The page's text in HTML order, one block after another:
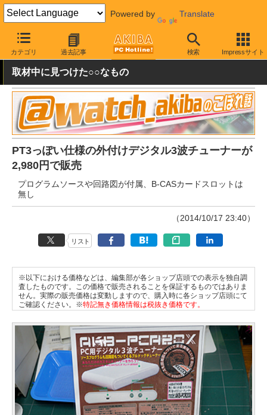
Powered by Translate
カテゴリ 過去記事 検索 Impressサイト
AKIBA PC Hotline! PCパーツ PC用キャプチャ機器 テレビ録画
取材中に見つけた○○なもの
PT3っぽい仕様の外付けデジタル3波チューナーが
2,980円で販売
プログラムソースや回路図が付属、B-CASカードスロットは
無し
（2014/10/17 23:40）
リスト
※以下における価格などは、編集部が各ショップ店頭での表示を独自調
査したものです。この価格で販売されることを保証するものではありま
せん。実際の販売価格は変動しますので、購入時に各ショップ店頭にて
ご確認ください。※特記無き価格情報は税抜き価格です。